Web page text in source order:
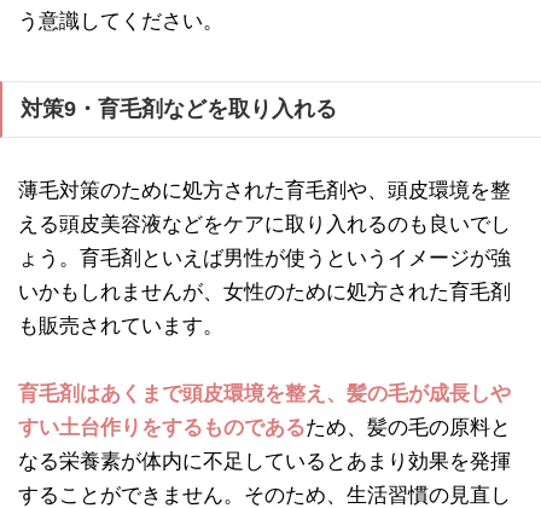
う意識してください。
対策9・育毛剤などを取り入れる
薄毛対策のために処方された育毛剤や、頭皮環境を整
える頭皮美容液などをケアに取り入れるのも良いでし
ょう。育毛剤といえば男性が使うというイメージが強
いかもしれませんが、女性のために処方された育毛剤
も販売されています。
育毛剤はあくまで頭皮環境を整え、髪の毛が成長しや
すい土台作りをするものであるため、髪の毛の原料と
なる栄養素が体内に不足しているとあまり効果を発揮
することができません。そのため、生活習慣の見直し